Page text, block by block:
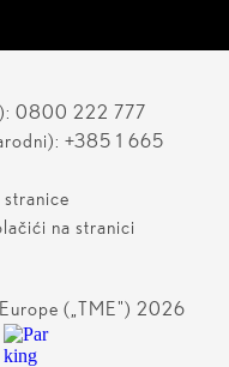
0800 222 777
+385 1 665
na stranici
(„TME") 2026